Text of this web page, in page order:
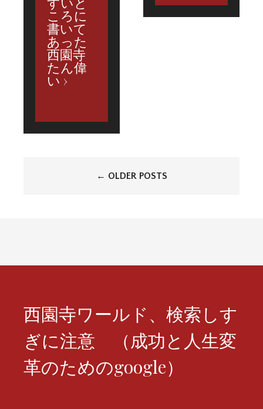
ころに
書いて
あった
西園寺
たん偉
い
ョ
ン
← OLDER POSTS
西園寺ワールド、検索しす
ぎに注意 （成功と人生変
革のためのgoogle）